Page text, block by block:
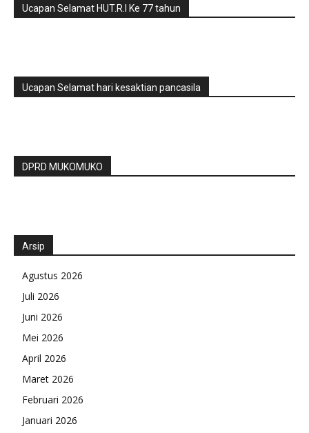
Ucapan Selamat HUT.R.I Ke 77 tahun
Ucapan Selamat hari kesaktian pancasila
DPRD MUKOMUKO
Arsip
Agustus 2026
Juli 2026
Juni 2026
Mei 2026
April 2026
Maret 2026
Februari 2026
Januari 2026